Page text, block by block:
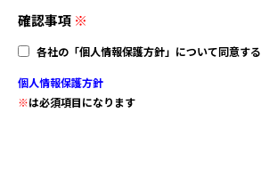
確認事項 ※
各社の「個人情報保護方針」について同意する
個人情報保護方針
※は必須項目になります